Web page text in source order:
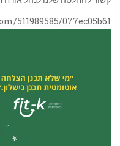
511989585/077ec05b61